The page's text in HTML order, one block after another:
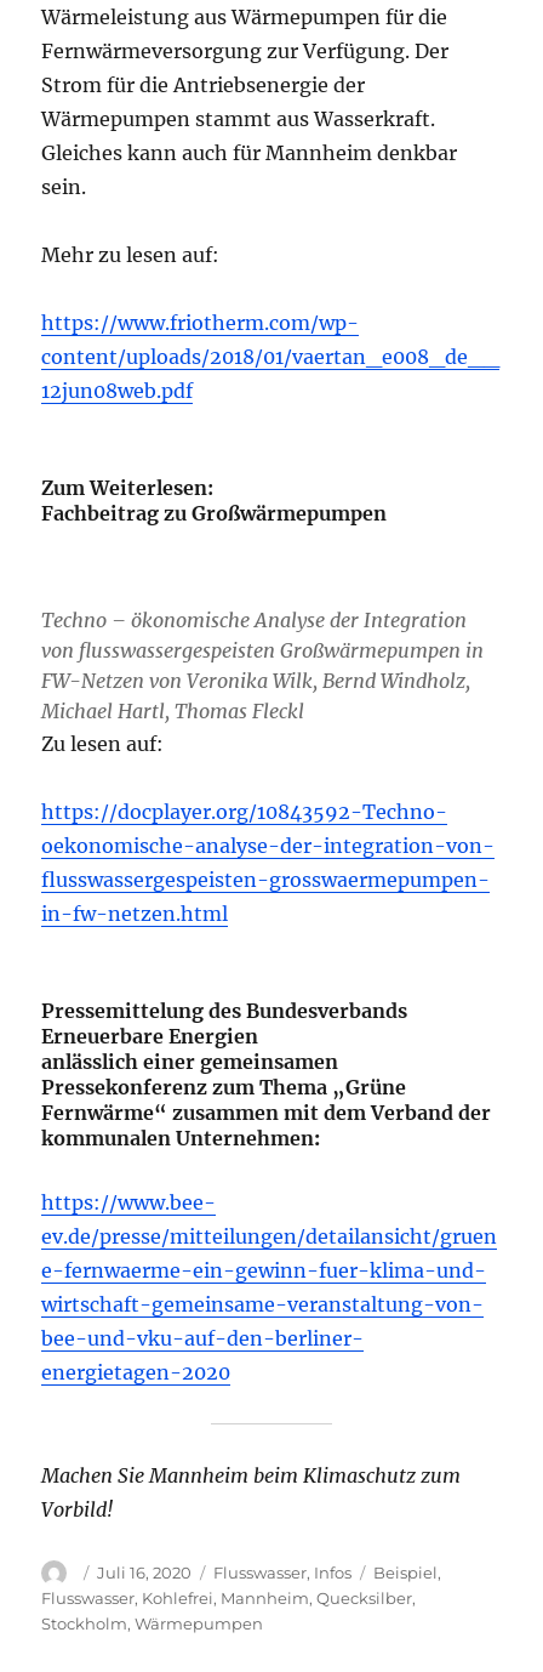
Wärmeleistung aus Wärmepumpen für die
Fernwärmeversorgung zur Verfügung. Der
Strom für die Antriebsenergie der
Wärmepumpen stammt aus Wasserkraft.
Gleiches kann auch für Mannheim denkbar
sein.
Mehr zu lesen auf:
https://www.friotherm.com/wp-
content/uploads/2018/01/vaertan_e008_de__
12jun08web.pdf
Zum Weiterlesen:
Fachbeitrag zu Großwärmepumpen
Techno – ökonomische Analyse der Integration
von flusswassergespeisten Großwärmepumpen in
FW-Netzen von Veronika Wilk, Bernd Windholz,
Michael Hartl, Thomas Fleckl
Zu lesen auf:
https://docplayer.org/10843592-Techno-
oekonomische-analyse-der-integration-von-
flusswassergespeisten-grosswaermepumpen-
in-fw-netzen.html
Pressemittelung des Bundesverbands
Erneuerbare Energien
anlässlich einer gemeinsamen
Pressekonferenz zum Thema „Grüne
Fernwärme“ zusammen mit dem Verband der
kommunalen Unternehmen:
https://www.bee-
ev.de/presse/mitteilungen/detailansicht/gruen
e-fernwaerme-ein-gewinn-fuer-klima-und-
wirtschaft-gemeinsame-veranstaltung-von-
bee-und-vku-auf-den-berliner-
energietagen-2020
Machen Sie Mannheim beim Klimaschutz zum
Vorbild!
Autor
Veröffentlicht
am
Juli 16, 2020 Kategorien
Flusswasser, Infos Schlagwörter
Beispiel,
Flusswasser, Kohlefrei, Mannheim,Quecksilber,
Stockholm,Wärmepumpen